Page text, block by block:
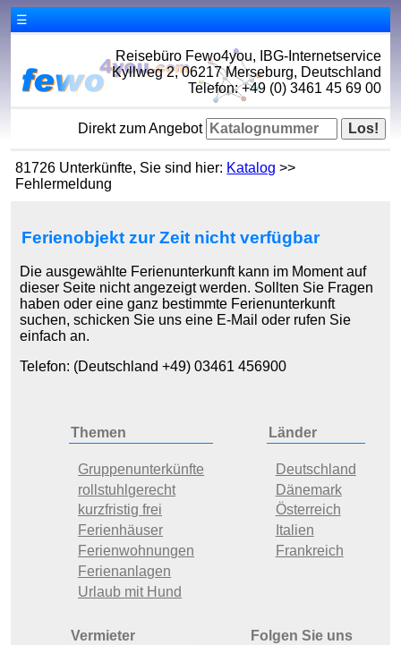
☰
Reisebüro Fewo4you, IBG-Internetservice
Kyllweg 2, 06217 Merseburg, Deutschland
Telefon: +49 (0) 3461 45 69 00
Direkt zum Angebot
81726 Unterkünfte, Sie sind hier: Katalog >>
Fehlermeldung
Ferienobjekt zur Zeit nicht verfügbar
Die ausgewählte Ferienunterkunft kann im Moment auf
dieser Seite nicht angezeigt werden. Sollten Sie Fragen
haben oder eine ganz bestimmte Ferienunterkunft
suchen, schicken Sie uns eine E-Mail oder rufen Sie
einfach an.
Telefon: (Deutschland +49) 03461 456900
Themen
Gruppenunterkünfte
rollstuhlgerecht
kurzfristig frei
Ferienhäuser
Ferienwohnungen
Ferienanlagen
Urlaub mit Hund
Länder
Deutschland
Dänemark
Österreich
Italien
Frankreich
Vermieter Folgen Sie uns